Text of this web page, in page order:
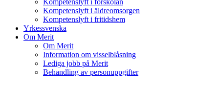
Kompetenslyft i äldreomsorgen
Kompetenslyft i fritidshem
Yrkessvenska
Om Merit
Om Merit
Information om visselblåsning
Lediga jobb på Merit
Behandling av personuppgifter